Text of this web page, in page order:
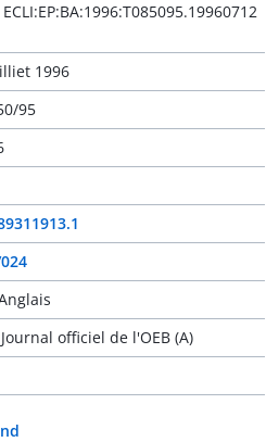
ECLI:EP:BA:1996:T085095.19960712
1996
95
officiel de l'OEB (A)